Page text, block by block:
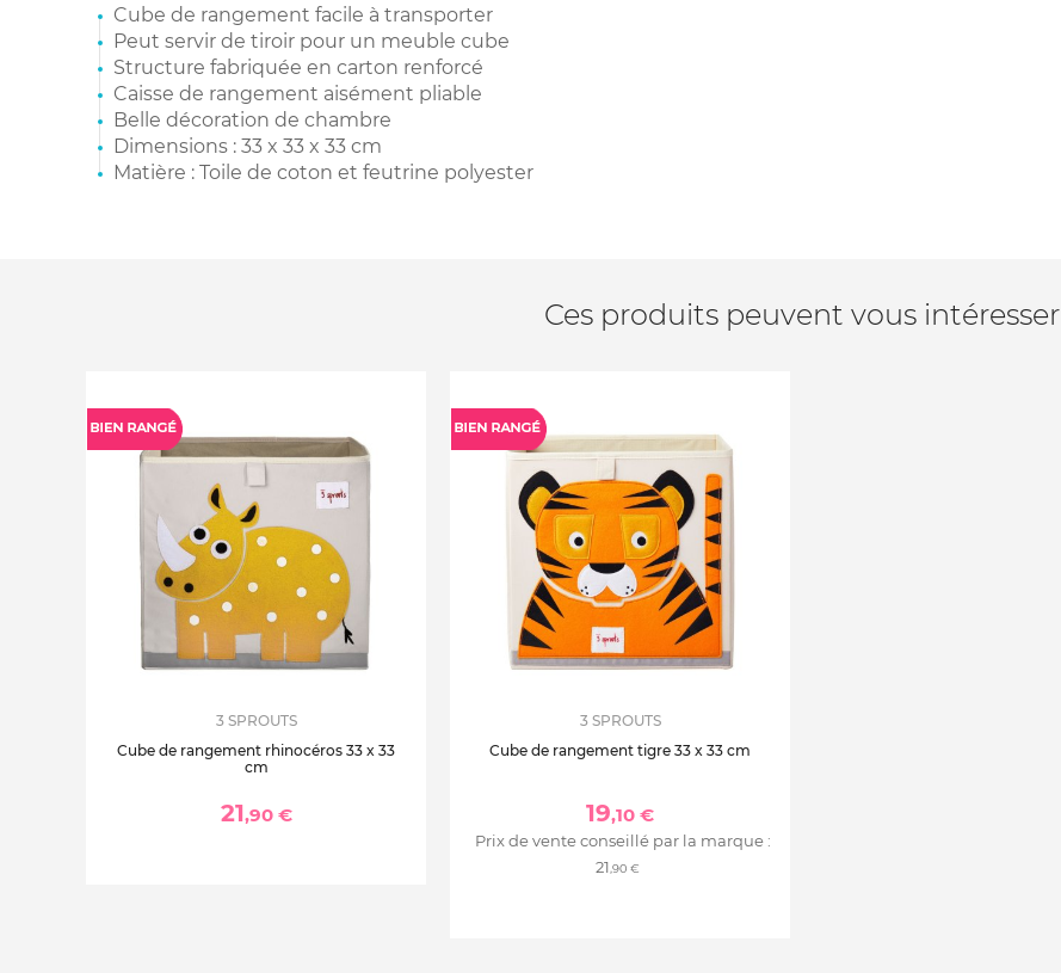
Cube de rangement facile à transporter
Peut servir de tiroir pour un meuble cube
Structure fabriquée en carton renforcé
Caisse de rangement aisément pliable
Belle décoration de chambre
Dimensions : 33 x 33 x 33 cm
Matière : Toile de coton et feutrine polyester
Ces produits peuvent vous intéresser
3 SPROUTS
Cube de rangement rhinocéros 33 x 33
cm
21,90 €
3 SPROUTS
Cube de rangement tigre 33 x 33 cm
19,10 €
Prix de vente conseillé par la marque :
21 ,90 €